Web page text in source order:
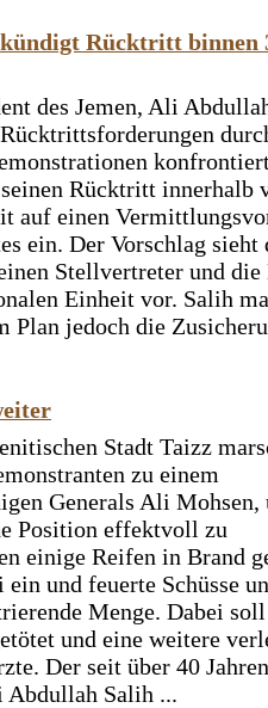
Rücktritt binnen
des Jemen, Ali
Rücktritt innerhalb
auf einen
ein. Der Vorschlag sieht
Stellvertreter und
Einheit vor. Salih
Plan jedoch die
Stadt Taizz
zu einem
Generals Ali Mohsen,
Position effektvoll zu
einige Reifen in Brand
und feuerte Schüsse
Menge. Dabei soll
und eine weitere
Der seit über 40 Jahren
Abdullah Salih ...